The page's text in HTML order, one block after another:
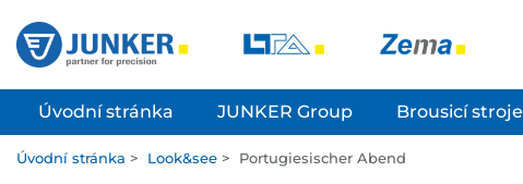
Úvodní stránka JUNKER Group Brousicí stroje
Úvodní stránka > Look&see > Portugiesischer Abend